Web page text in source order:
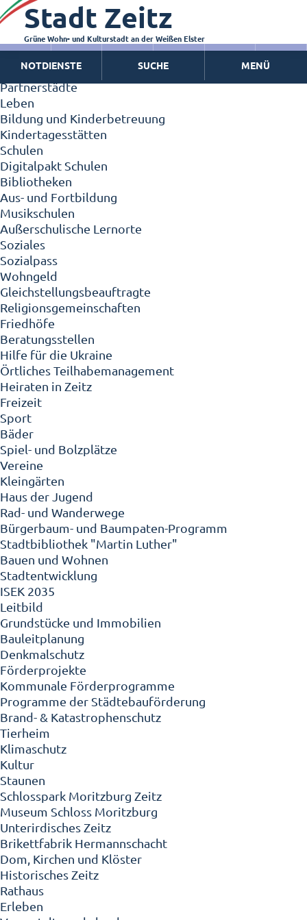
Zeitz - Die Kleinstadt
Willkommen in Zeitz!
Interview mit Oberbürgermeister Christian Thieme
Zeitz - Stadt der Zukunft
Ortschaften
Partnerstädte
Leben
Bildung und Kinderbetreuung
Kindertagesstätten
Schulen
Digitalpakt Schulen
Bibliotheken
Aus- und Fortbildung
Musikschulen
Außerschulische Lernorte
Soziales
Sozialpass
Wohngeld
Gleichstellungsbeauftragte
Religionsgemeinschaften
Friedhöfe
Beratungsstellen
Hilfe für die Ukraine
Örtliches Teilhabemanagement
Heiraten in Zeitz
Freizeit
Sport
Bäder
Spiel- und Bolzplätze
Vereine
Kleingärten
Haus der Jugend
Rad- und Wanderwege
Bürgerbaum- und Baumpaten-Programm
Stadtbibliothek "Martin Luther"
Bauen und Wohnen
Stadtentwicklung
ISEK 2035
Leitbild
Grundstücke und Immobilien
Bauleitplanung
Denkmalschutz
Förderprojekte
Kommunale Förderprogramme
Programme der Städtebauförderung
Brand- & Katastrophenschutz
Tierheim
Klimaschutz
Kultur
Staunen
Schlosspark Moritzburg Zeitz
Museum Schloss Moritzburg
Unterirdisches Zeitz
Brikettfabrik Hermannschacht
Dom, Kirchen und Klöster
Historisches Zeitz
Rathaus
Erleben
Stadt Zeitz
Grüne Wohn- und Kulturstadt an der Weißen Elster
NOTDIENSTE SUCHE MENÜ